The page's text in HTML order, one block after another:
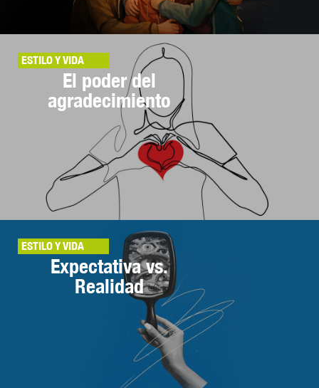
ESTILO Y VIDA
El poder del
agradecimiento
ESTILO Y VIDA
Expectativa vs.
Realidad